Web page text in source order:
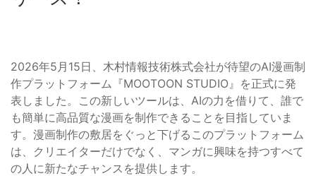
2026年5月15日、木村情報技術株式会社が待望のAI漫画制
作プラットフォーム『MOOTOON STUDIO』を正式に発
表しました。この新しいツールは、AIの力を借りて、誰で
も簡単に高品質な漫画を制作できることを目指していま
す。漫画制作の敷居をぐっと下げるこのプラットフォーム
は、クリエイターだけでなく、マンガに興味を持つすべて
の人に新たなチャンスを提供します。